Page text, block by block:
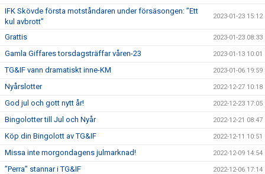
IFK Skövde första motståndaren under försäsongen: ”Ett
kul avbrott”
2023-01-23 15:12
Grattis 2023-01-23 08:33
Gamla Giffares torsdagsträffar våren-23 2023-01-13 10:01
TG&IF vann dramatiskt inne-KM 2023-01-06 19:59
Nyårslotter 2022-12-27 10:18
God jul och gott nytt år! 2022-12-23 17:05
Bingolotter till Jul och Nyår 2022-12-21 08:47
Köp din Bingolott av TG&IF 2022-12-11 10:51
Missa inte morgondagens julmarknad! 2022-12-09 14:54
”Perra” stannar i TG&IF 2022-12-06 17:14